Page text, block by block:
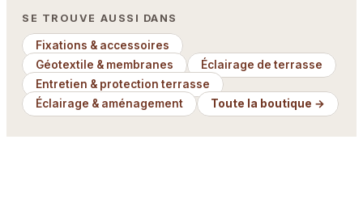
SE TROUVE AUSSI DANS
Fixations & accessoires
Géotextile & membranes
Éclairage de terrasse
Entretien & protection terrasse
Éclairage & aménagement
Toute la boutique →